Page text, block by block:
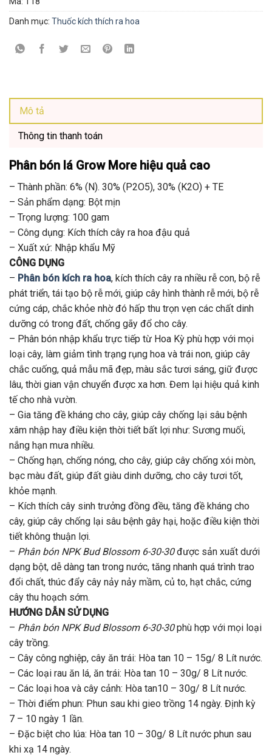
Danh mục: Thuốc kích thích ra hoa
Mô tả
Thông tin thanh toán
Phân bón lá Grow Morehiệu quả cao
– Thành phần: 6% (N). 30% (P2O5), 30% (K2O) + TE
– Sản phẩm dạng: Bột mịn
– Trọng lượng: 100 gam
– Công dụng: Kích thích cây ra hoa đậu quả
– Xuất xứ: Nhập khẩu Mỹ
CÔNG DỤNG
– Phân bón kích ra hoa, kích thích cây ra nhiều rễ con, bộ rễ
phát triển, tái tạo bộ rễ mới, giúp cây hình thành rễ mới, bộ rễ
cứng cáp, chắc khỏe nhờ đó hấp thu trọn vẹn các chất dinh
dưỡng có trong đất, chống gãy đổ cho cây.
– Phân bón nhập khẩu trực tiếp từ Hoa Kỳ phù hợp với mọi
loại cây, làm giảm tình trạng rụng hoa và trái non, giúp cây
chắc cuống, quả mẫu mã đẹp, màu sắc tươi sáng, giữ được
lâu, thời gian vận chuyển được xa hơn. Đem lại hiệu quả kinh
tế cho nhà vườn.
– Gia tăng đề kháng cho cây, giúp cây chống lại sâu bệnh
xâm nhập hay điều kiện thời tiết bất lợi như: Sương muối,
nắng hạn mưa nhiều.
– Chống hạn, chống nóng, cho cây, giúp cây chống xói mòn,
bạc màu đất, giúp đất giàu dinh dưỡng, cho cây tươi tốt,
khỏe mạnh.
– Kích thích cây sinh trưởng đồng đều, tăng đề kháng cho
cây, giúp cây chống lại sâu bệnh gây hại, hoặc điều kiện thời
tiết không thuận lợi.
– Phân bón NPK Bud Blossom 6-30-30được sản xuất dưới
dạng bột, dễ dàng tan trong nước, tăng nhanh quá trình trao
đổi chất, thúc đẩy cây nảy nảy mầm, củ to, hạt chắc, cứng
cây thu hoạch sớm.
HƯỚNG DẪN SỬ DỤNG
– Phân bón NPK Bud Blossom 6-30-30phù hợp với mọi loại
cây trồng.
– Cây công nghiệp, cây ăn trái: Hòa tan 10 – 15g/ 8 Lít nước.
– Các loại rau ăn lá, ăn trái: Hòa tan 10 – 30g/ 8 Lít nước.
– Các loại hoa và cây cảnh: Hòa tan10 – 30g/ 8 Lít nước.
– Thời điểm phun: Phun sau khi gieo trồng 14 ngày. Định kỳ
7 – 10 ngày 1 lần.
– Đặc biệt cho lúa: Hòa tan 10 – 30g/ 8 Lít nước phun sau
khi xạ 14 ngày.